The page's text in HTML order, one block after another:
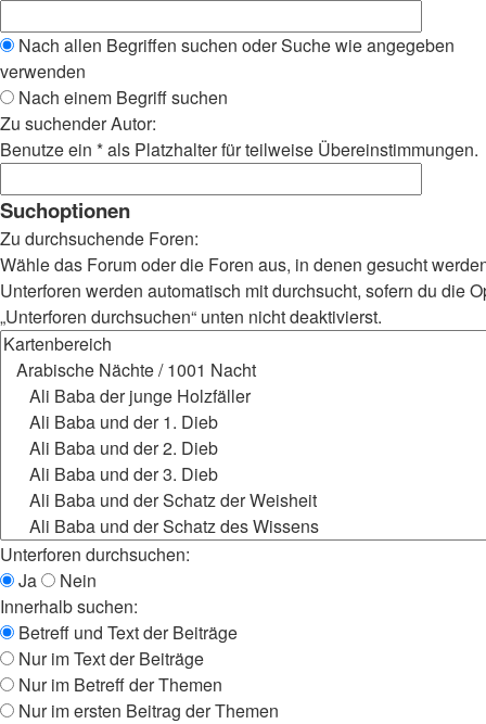
Nach allen Begriffen suchen oder Suche wie angegeben
verwenden
Nach einem Begriff suchen
Zu suchender Autor:
Benutze ein * als Platzhalter für teilweise Übereinstimmungen.
Suchoptionen
Zu durchsuchende Foren:
Wähle das Forum oder die Foren aus, in denen gesucht
Unterforen werden automatisch mit durchsucht, sofern du die
„Unterforen durchsuchen“ unten nicht deaktivierst.
Unterforen durchsuchen:
Ja
Nein
Innerhalb suchen:
Betreff und Text der Beiträge
Nur im Text der Beiträge
Nur im Betreff der Themen
Nur im ersten Beitrag der Themen